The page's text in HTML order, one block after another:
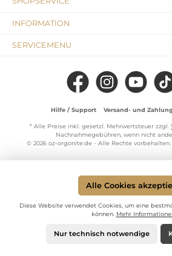
INFORMATION
SERVICEMENU
Facebook Instagram YouTube TikTok
Hilfe / Support Versand- und
* Alle Preise inkl. gesetzl. Mehrwertsteuer zzgl.
Nachnahmegebühren, wenn nicht
© 2026 oz-orgonite.de - Alle Rechte
Alle Cookies
Diese Website verwendet Cookies, um eine
können. Mehr Informationen
Nur technisch notwendige